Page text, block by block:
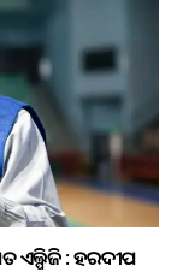
ଏଲ୍ପିଜି : ହରଦୀପ